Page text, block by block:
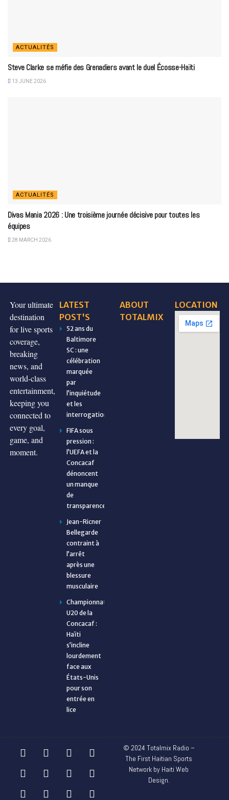
ACTUALITÉS
Steve Clarke se méfie des Grenadiers avant le duel Écosse-Haïti
13 JUNE 2026
ACTUALITÉS
Divas Mania 2026 : Une troisième journée décisive pour toutes les
équipes
28 MARCH 2026
Your ultimate
destination
for live sports
coverage,
breaking
news, and
world-class
entertainment,
keeping you
connected to
every goal,
game, and
moment.
LATEST
POST'S
52 ans du
Baltimore
SC : une
célébration
marquée
par
l’inquiétude
et les
interrogations
FIFA sous
pression :
l’UEFA et la
Concacaf
dénoncent
un manque
de
transparence
Jean-Ricner
Bellegarde
contraint à
l’arrêt
après une
blessure
musculaire
Championnat
U20 de la
Concacaf :
Haïti
s’incline
lourdement
face aux
États-Unis
pour son
entrée en
lice
ABOUT
TOTALMIX
LOCATION
© 2024 Totalmix Radio –
The First Haitian Sports
Network by Haiti Web
Design.